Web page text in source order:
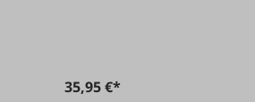
35,95 €*